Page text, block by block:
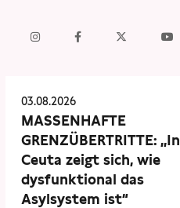
03.08.2026
MASSENHAFTE
GRENZÜBERTRITTE: „In
Ceuta zeigt sich, wie
dysfunktional das
Asylsystem ist“